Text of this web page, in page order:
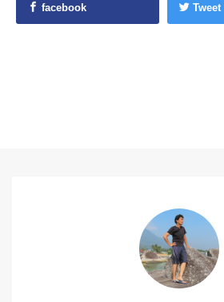
facebook Tweet